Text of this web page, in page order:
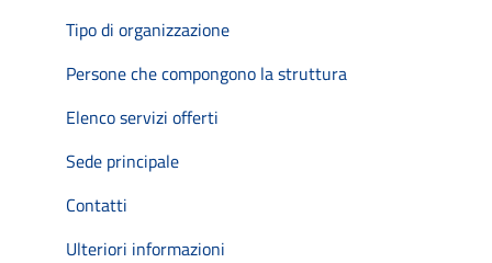
Tipo di organizzazione
Persone che compongono la struttura
Elenco servizi offerti
Sede principale
Contatti
Ulteriori informazioni